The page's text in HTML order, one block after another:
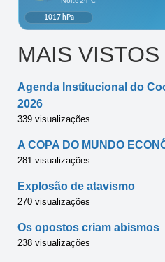
MAIS VISTOS
Agenda Institucional do
2026
339 visualizações
A COPA DO MUNDO
281 visualizações
Explosão de atavismo
270 visualizações
Os opostos criam abismos
238 visualizações